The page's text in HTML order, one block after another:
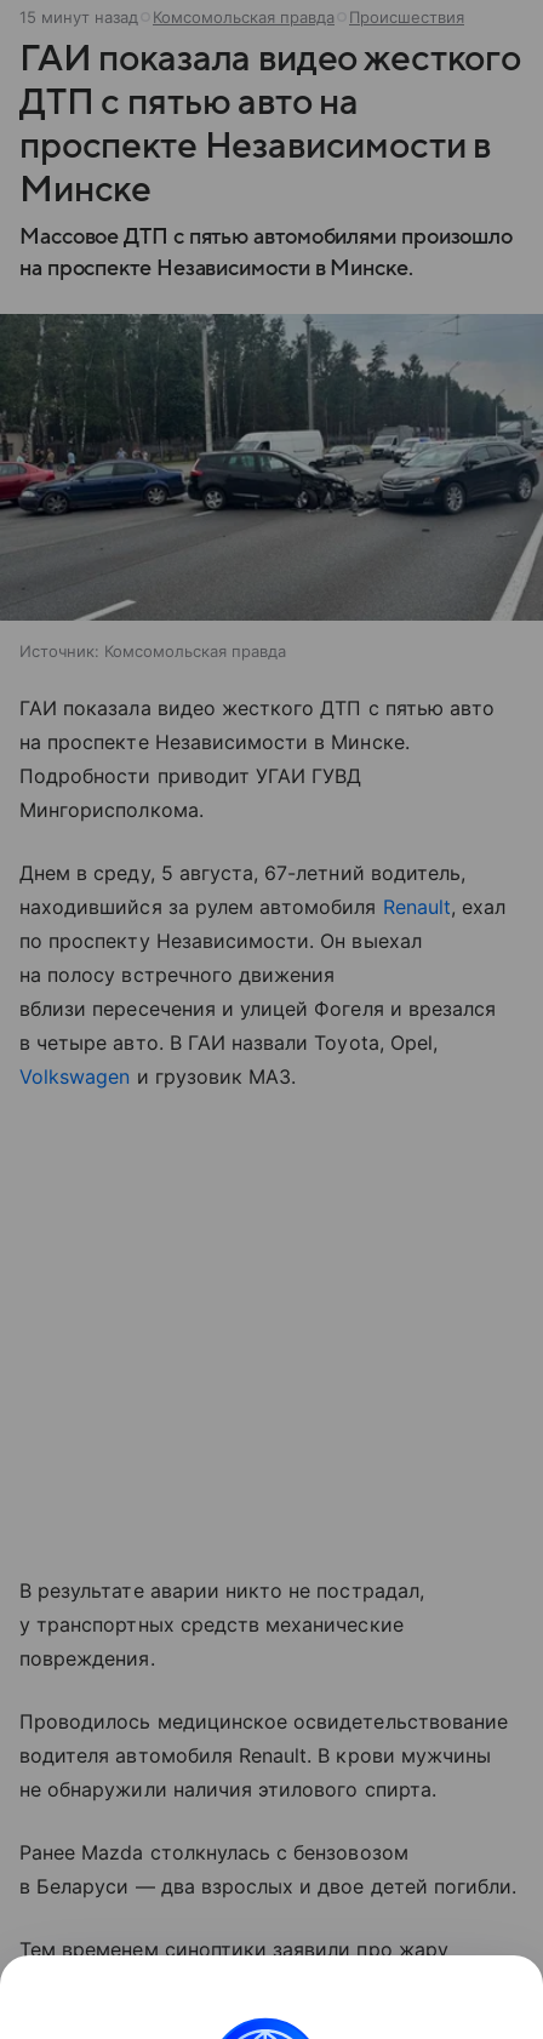
15 минут назад Комсомольская правда Происшествия
ГАИ показала видео жесткого
ДТП с пятью авто на
проспекте Независимости в
Минске
Массовое ДТП с пятью автомобилями произошло
на проспекте Независимости в Минске.
Источник: Комсомольская правда
ГАИ показала видео жесткого ДТП с пятью авто
на проспекте Независимости в Минске.
Подробности приводит УГАИ ГУВД
Мингорисполкома.
Днем в среду, 5 августа, 67-летний водитель,
находившийся за рулем автомобиля Renault, ехал
по проспекту Независимости. Он выехал
на полосу встречного движения
вблизи пересечения и улицей Фогеля и врезался
в четыре авто. В ГАИ назвали Toyota, Opel,
Volkswagen и грузовик МАЗ.
В результате аварии никто не пострадал,
у транспортных средств механические
повреждения.
Проводилось медицинское освидетельствование
водителя автомобиля Renault. В крови мужчины
не обнаружили наличия этилового спирта.
Ранее Mazda столкнулась с бензовозом
в Беларуси — два взрослых и двое детей погибли.
Тем временем синоптики заявили про жару